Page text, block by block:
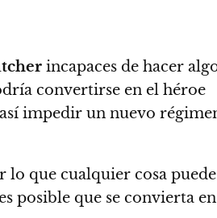
incapaces de hacer
convertirse en el héroe
impedir un nuevo
que cualquier cosa puede
posible que se convierta